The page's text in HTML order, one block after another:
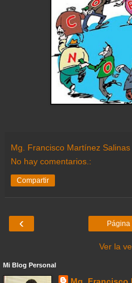
Mg. Francisco Martínez Salinas
No hay comentarios.:
Compartir
‹ Página
Ver la
Mi Blog Personal
Mg. Francisco